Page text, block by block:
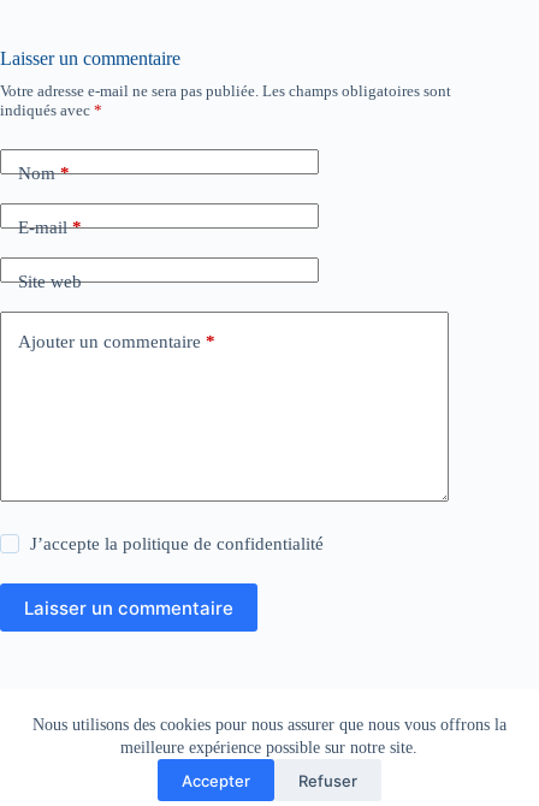
Nous utilisons des cookies pour nous assurer que nous vous offrons la
meilleure expérience possible sur notre site.
Accepter Refuser
Laisser un commentaire
Votre adresse e-mail ne sera pas publiée. Les champs obligatoires sont
indiqués avec *
Nom*
E-mail*
Site web
Ajouter un commentaire *
J’accepte lapolitique de confidentialité
Laisser un commentaire
Mentions légales